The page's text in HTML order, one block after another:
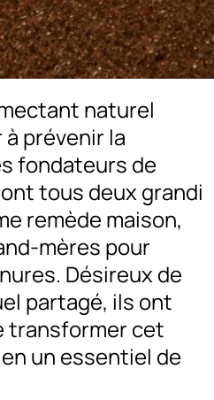
naturel
prévenir la
fondateurs de
tous deux grandi
remède maison,
mères pour
Désireux de
partagé, ils ont
transformer cet
un essentiel de